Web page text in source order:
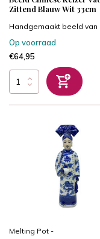
Zittend Blauw Wit 33cm
Handgemaakt beeld van
Op voorraad
€64,95
Melting Pot -